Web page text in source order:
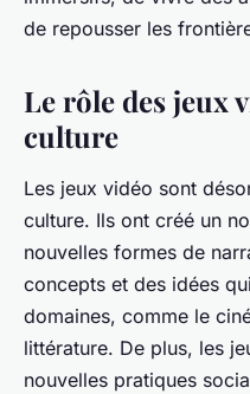
de repousser les
Le rôle des jeux
culture
Les jeux vidéo sont
culture. Ils ont créé un
nouvelles formes de
concepts et des idées
domaines, comme le
littérature. De plus, les
nouvelles pratiques